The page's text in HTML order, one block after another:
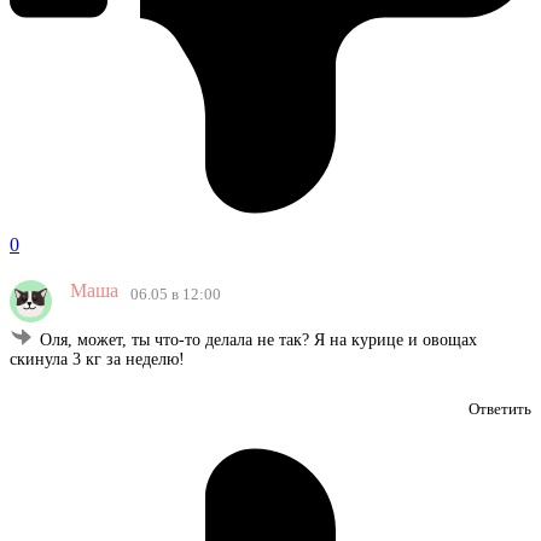
0
Маша 06.05 в 12:00
Оля, может, ты что-то делала не так? Я на курице и овощах
скинула 3 кг за неделю!
Ответить